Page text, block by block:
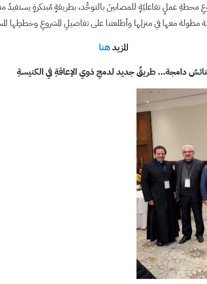
محطةِ عملٍ تفاعليّةٍ للمصابينَ بالتوحُّد، بطريقةٍ مُبتكرةٍ يستفيدُ
معها في منزلِها وأطلعتنا على تفاصيلِ المشروعِ وخططِها
المزيدهنا
دامجة… طريقٌ جديد لدمجِ ذوي الإعاقةِ في الكنيسةِ